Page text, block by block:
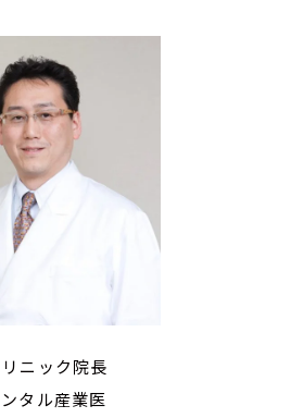
ニック院長
タル産業医